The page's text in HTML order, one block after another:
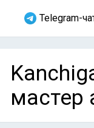
Telegram-
мастер